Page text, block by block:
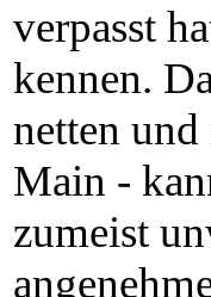
verpasst
kennen.
netten
Main -
zumeist